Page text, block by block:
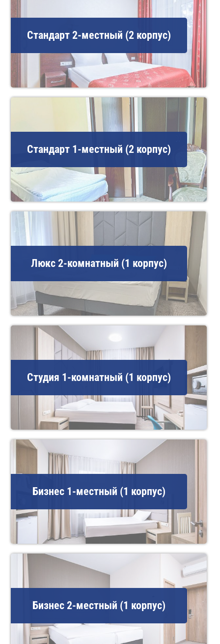
Стандарт 2-местный (2 корпус)
Стандарт 1-местный (2 корпус)
Люкс 2-комнатный (1 корпус)
Студия 1-комнатный (1 корпус)
Бизнес 1-местный (1 корпус)
Бизнес 2-местный (1 корпус)